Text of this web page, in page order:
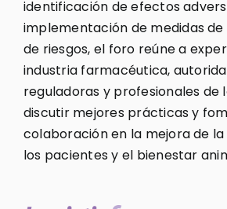
identificación de efectos
implementación de medidas
de riesgos, el foro reúne a
industria farmacéutica,
reguladoras y profesionales de
discutir mejores prácticas y
colaboración en la mejora de la
los pacientes y el bienestar